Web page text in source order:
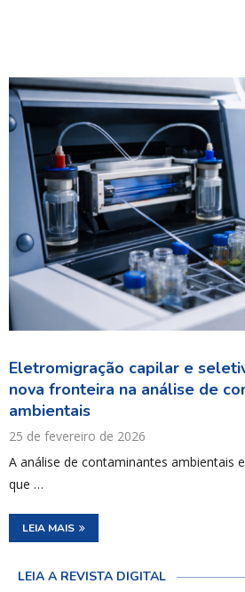
Eletromigração capilar e
nova fronteira na análise de
ambientais
25 de fevereiro de 2026
A análise de contaminantes ambientais
que …
LEIA MAIS
LEIA A REVISTA DIGITAL